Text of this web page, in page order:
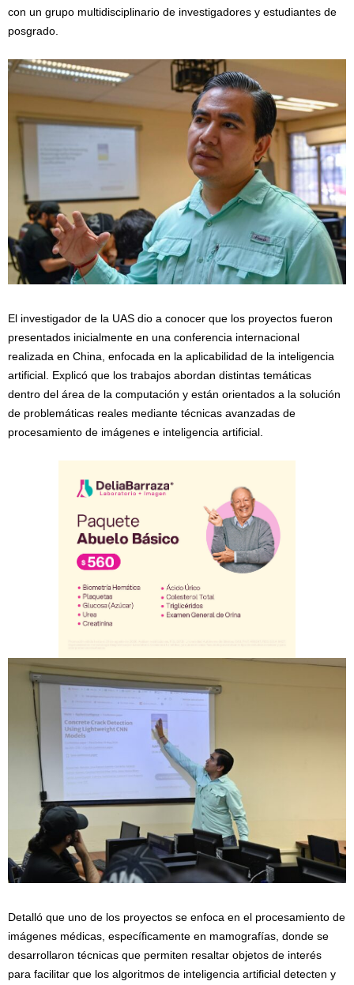
con un grupo multidisciplinario de investigadores y estudiantes de
posgrado.
El investigador de la UAS dio a conocer que los proyectos fueron
presentados inicialmente en una conferencia internacional
realizada en China, enfocada en la aplicabilidad de la inteligencia
artificial. Explicó que los trabajos abordan distintas temáticas
dentro del área de la computación y están orientados a la solución
de problemáticas reales mediante técnicas avanzadas de
procesamiento de imágenes e inteligencia artificial.
Detalló que uno de los proyectos se enfoca en el procesamiento de
imágenes médicas, específicamente en mamografías, donde se
desarrollaron técnicas que permiten resaltar objetos de interés
para facilitar que los algoritmos de inteligencia artificial detecten y